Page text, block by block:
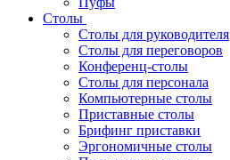
Столы
Столы для руководителя
Столы для переговоров
Конференц-столы
Столы для персонала
Компьютерные столы
Приставные столы
Брифинг приставки
Эргономичные столы